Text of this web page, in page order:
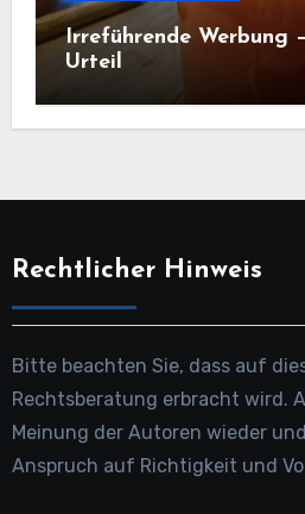
Irreführende Werbung
Urteil
Rechtlicher Hinweis
Bitte beachten Sie, dass auf
Rechtsberatung erbracht wird.
Meinung der Autoren wieder
Anspruch auf Richtigkeit und